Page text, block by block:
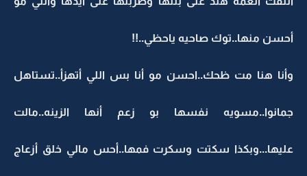
أحسن منها..توك صاحيه ياحظي..!!
وأنا هنا مت ظحك..احسن مو أنا بس اللي أتهزأ..تستاهل
جمانوا..مسويه نفسها بو زعم أنها الزينه..مالت
عليها...وبكذا سكتت وسكرت فمها..أحس مالي خلق أزعاج